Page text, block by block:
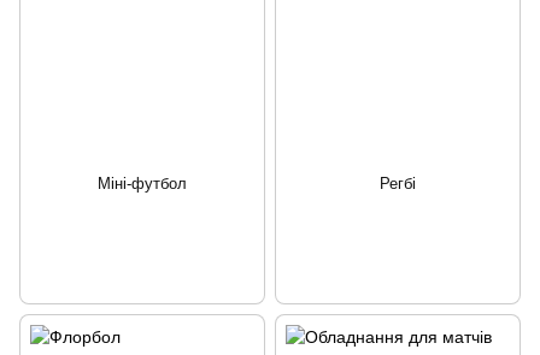
Міні-футбол Регбі